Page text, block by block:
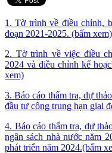
1. Tờ trình về điều chỉnh,
đoạn 2021-2025. (bấm xem)
2. Tờ trình về việc điều
2024 và điều chỉnh kế
xem)
3. Báo cáo thẩm tra, dự
đầu tư công trung hạn giai
4. Báo cáo thẩm tra, dự
ngân sách nhà nước năm
phát triển năm 2024.(bấm